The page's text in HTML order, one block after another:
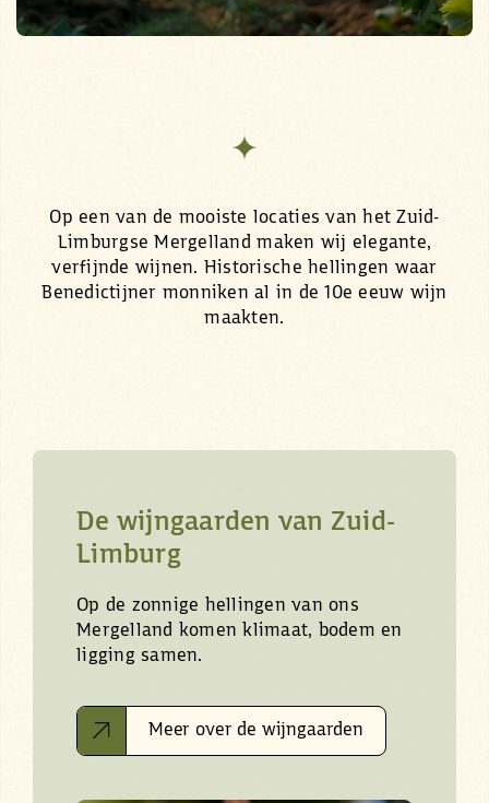
Op een van de mooiste locaties van het Zuid-
Limburgse Mergelland maken wij elegante,
verfijnde wijnen. Historische hellingen waar
Benedictijner monniken al in de 10e eeuw wijn
maakten.
De wijngaarden van Zuid-
Limburg
Op de zonnige hellingen van ons
Mergelland komen klimaat, bodem en
ligging samen.
Meer over de wijngaarden